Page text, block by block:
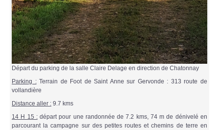
Départ du parking de la salle Claire Delage en direction de Chatonnay
Parking :Terrain de Foot de Saint Anne sur Gervonde : 313 route de
vollandière
Distance aller : 9.7 kms
14 H 15 :départ pour une randonnée de 7.2 kms, 74 m de dénivelé en
parcourant la campagne sur des petites routes et chemins de terre en